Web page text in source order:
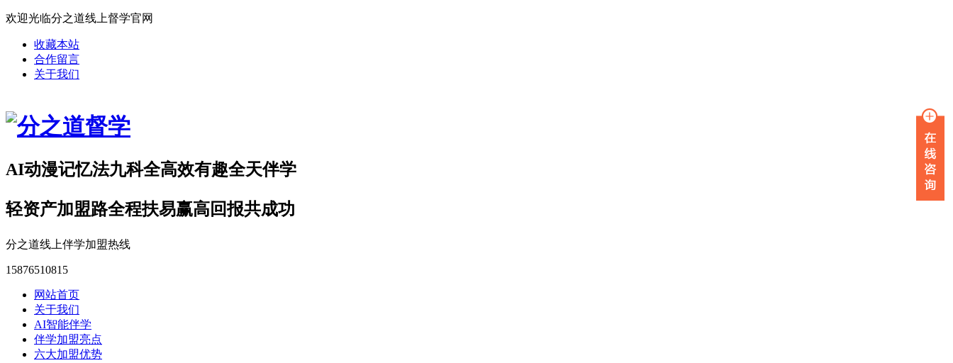
欢迎光临分之道线上督学官网
收藏本站
合作留言
关于我们
AI动漫记忆法九科全高效有趣全天伴学
轻资产加盟路全程扶易赢高回报共成功
分之道线上伴学加盟热线
15876510815
网站首页
关于我们
AI智能伴学
伴学加盟亮点
六大加盟优势